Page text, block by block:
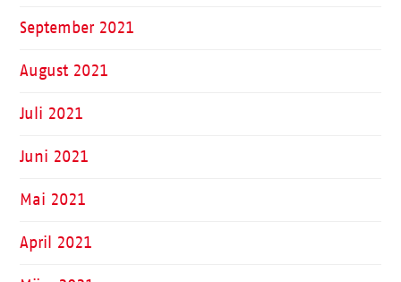
September 2021
August 2021
Juli 2021
Juni 2021
Mai 2021
April 2021